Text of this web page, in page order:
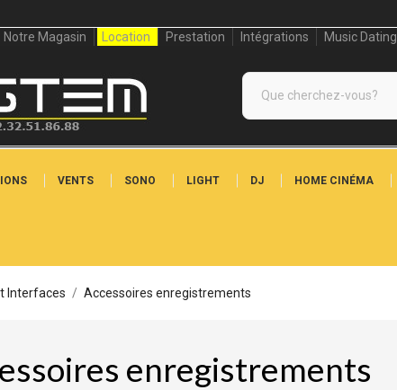
Notre Magasin
Location Prestation Intégrations Music Dating
VENTS SONO LIGHT DJ HOME CINÉMA
Interfaces Accessoires enregistrements
enregistrements